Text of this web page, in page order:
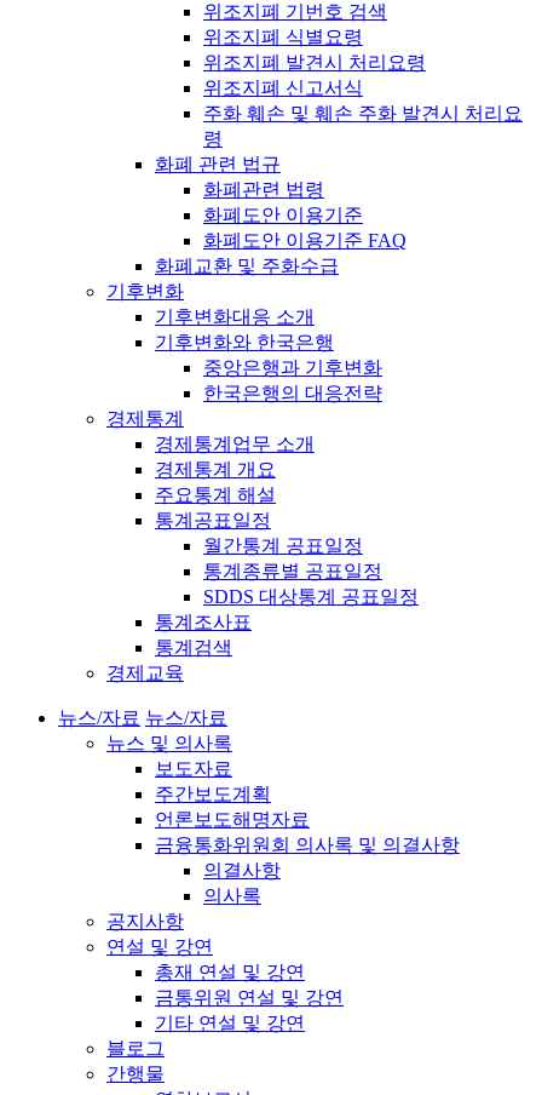
위조지폐 기번호 검색
위조지폐 식별요령
위조지폐 발견시 처리요령
위조지폐 신고서식
주화 훼손 및 훼손 주화 발견시 처리요
령
화폐 관련 법규
화폐관련 법령
화폐도안 이용기준
화폐도안 이용기준 FAQ
화폐교환 및 주화수급
기후변화
기후변화대응 소개
기후변화와 한국은행
중앙은행과 기후변화
한국은행의 대응전략
경제통계
경제통계업무 소개
경제통계 개요
주요통계 해설
통계공표일정
월간통계 공표일정
통계종류별 공표일정
SDDS 대상통계 공표일정
통계조사표
통계검색
경제교육
뉴스/자료 뉴스/자료
뉴스 및 의사록
보도자료
주간보도계획
언론보도해명자료
금융통화위원회 의사록 및 의결사항
의결사항
의사록
공지사항
연설 및 강연
총재 연설 및 강연
금통위원 연설 및 강연
기타 연설 및 강연
블로그
간행물